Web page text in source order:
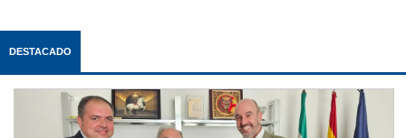
DESTACADO